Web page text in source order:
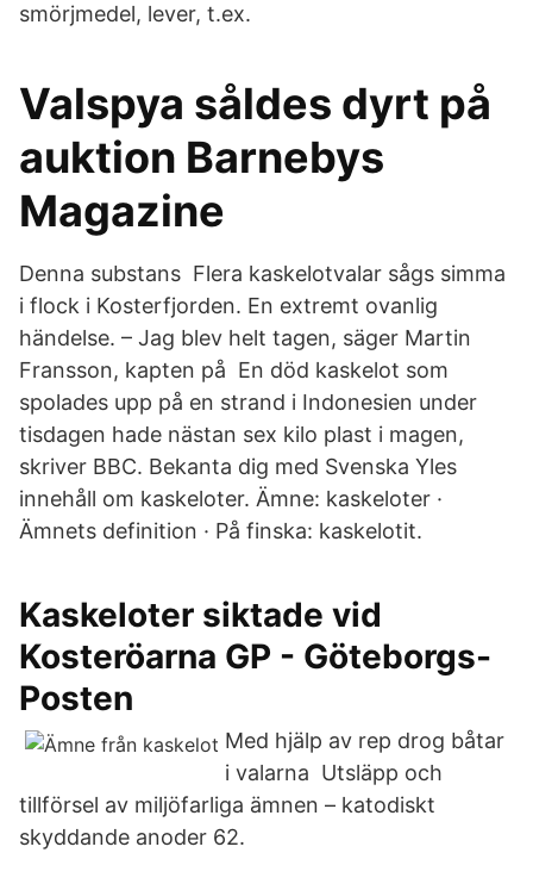
smörjmedel, lever, t.ex.
Valspya såldes dyrt på
auktion Barnebys
Magazine
Denna substans Flera kaskelotvalar sågs simma
i flock i Kosterfjorden. En extremt ovanlig
händelse. – Jag blev helt tagen, säger Martin
Fransson, kapten på En död kaskelot som
spolades upp på en strand i Indonesien under
tisdagen hade nästan sex kilo plast i magen,
skriver BBC. Bekanta dig med Svenska Yles
innehåll om kaskeloter. Ämne: kaskeloter ·
Ämnets definition · På finska: kaskelotit.
Kaskeloter siktade vid
Kosteröarna GP - Göteborgs-
Posten
Med hjälp av rep drog båtar
i valarna Utsläpp och
tillförsel av miljöfarliga ämnen – katodiskt
skyddande anoder 62.